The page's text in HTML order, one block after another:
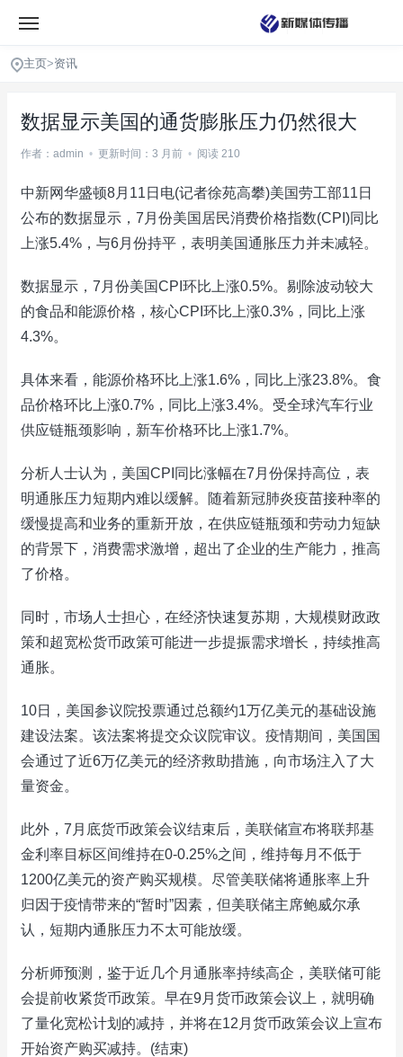
主页>资讯
数据显示美国的通货膨胀压力仍然很大
作者：admin • 更新时间：3 月前 • 阅读 210
中新网华盛顿8月11日电(记者徐苑高攀)美国劳工部11日
公布的数据显示，7月份美国居民消费价格指数(CPI)同比
上涨5.4%，与6月份持平，表明美国通胀压力并未减轻。
数据显示，7月份美国CPI环比上涨0.5%。剔除波动较大
的食品和能源价格，核心CPI环比上涨0.3%，同比上涨
4.3%。
具体来看，能源价格环比上涨1.6%，同比上涨23.8%。食
品价格环比上涨0.7%，同比上涨3.4%。受全球汽车行业
供应链瓶颈影响，新车价格环比上涨1.7%。
分析人士认为，美国CPI同比涨幅在7月份保持高位，表
明通胀压力短期内难以缓解。随着新冠肺炎疫苗接种率的
缓慢提高和业务的重新开放，在供应链瓶颈和劳动力短缺
的背景下，消费需求激增，超出了企业的生产能力，推高
了价格。
同时，市场人士担心，在经济快速复苏期，大规模财政政
策和超宽松货币政策可能进一步提振需求增长，持续推高
通胀。
10日，美国参议院投票通过总额约1万亿美元的基础设施
建设法案。该法案将提交众议院审议。疫情期间，美国国
会通过了近6万亿美元的经济救助措施，向市场注入了大
量资金。
此外，7月底货币政策会议结束后，美联储宣布将联邦基
金利率目标区间维持在0-0.25%之间，维持每月不低于
1200亿美元的资产购买规模。尽管美联储将通胀率上升
归因于疫情带来的“暂时”因素，但美联储主席鲍威尔承
认，短期内通胀压力不太可能放缓。
分析师预测，鉴于近几个月通胀率持续高企，美联储可能
会提前收紧货币政策。早在9月货币政策会议上，就明确
了量化宽松计划的减持，并将在12月货币政策会议上宣布
开始资产购买减持。(结束)